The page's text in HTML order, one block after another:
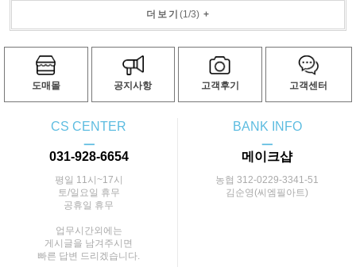
더보기 (1/3)+
도매몰 공지사항 고객후기 고객센터
CS CENTER
ㅡ
031-928-6654
평일 11시~17시
토/일요일 휴무
공휴일 휴무
업무시간외에는
게시글을 남겨주시면
빠른 답변 드리겠습니다.
BANK INFO
ㅡ
메이크샵
농협 312-0229-3341-51
김순영(씨엠필아트)